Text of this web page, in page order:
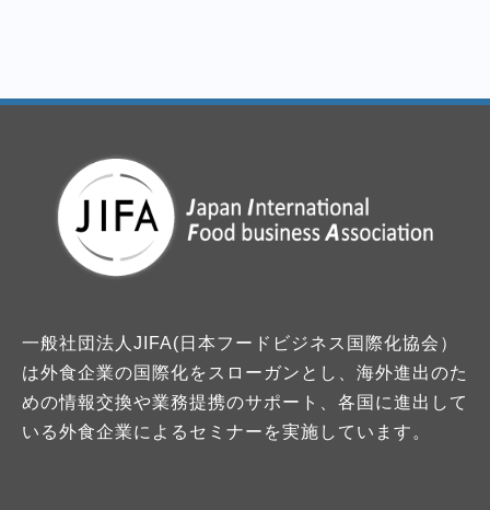
一般社団法人JIFA(日本フードビジネス国際化協会）
は外食企業の国際化をスローガンとし、海外進出のた
めの情報交換や業務提携のサポート、各国に進出して
いる外食企業によるセミナーを実施しています。